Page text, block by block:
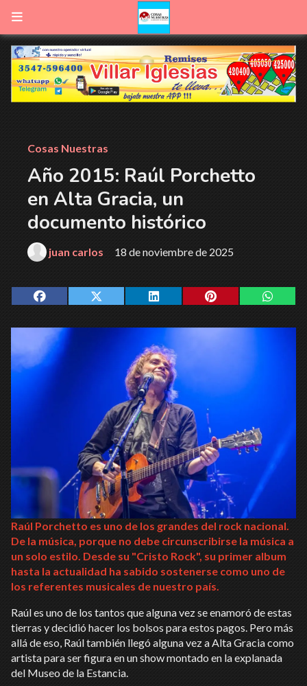
Año 2015: Raúl Porchetto
en Alta Gracia, un
documento histórico
Cosas Nuestras
18 de noviembre de 2025
juan carlos
Raúl Porchetto es uno de los grandes del rock nacional.
De la música, porque no debe circunscribirse la música a
un solo estilo. Desde su "Cristo Rock", su primer album
hasta la actualidad ha sabido sostenerse como uno de
los referentes musicales de nuestro país.
Raúl es uno de los tantos que alguna vez se enamoró de estas
tierras y decidió hacer los bolsos para estos pagos. Pero más
allá de eso, Raúl también llegó alguna vez a Alta Gracia como
artista para ser figura en un show montado en la explanada
del Museo de la Estancia.